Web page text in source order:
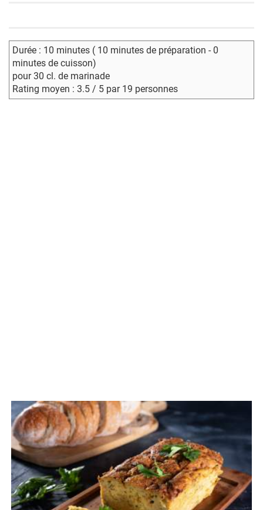
Durée : 10 minutes ( 10 minutes de préparation - 0
minutes de cuisson)
pour 30 cl. de marinade
Rating moyen : 3.5 / 5 par 19 personnes